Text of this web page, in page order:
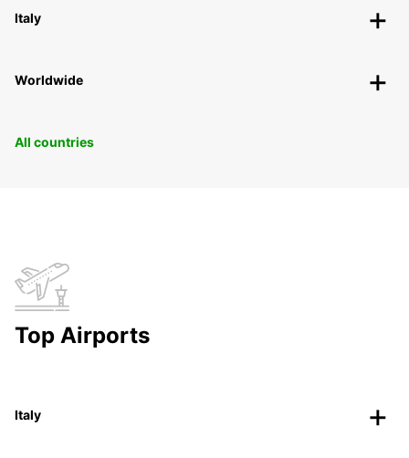
Italy
Worldwide
All countries
Top Airports
Italy